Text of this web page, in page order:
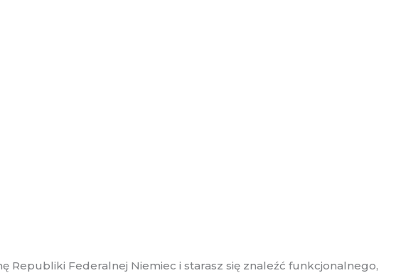
Republiki Federalnej Niemiec i starasz się znaleźć funkcjonalnego,